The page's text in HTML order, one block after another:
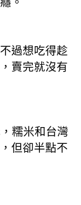
過想吃得趁
賣完就沒有
糯米和台灣
但卻半點不